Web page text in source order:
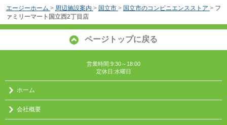
エージーホーム > 周辺施設案内 > 国立市 > 国立市のコンビニエンスストア > フ
ァミリーマート国立西2丁目店
ページトップに戻る
営業時間:9:30～18:00
定休日:水曜日
ホーム
会社概要